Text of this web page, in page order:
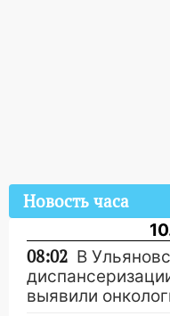
Новость часа
08:02 В
выявили